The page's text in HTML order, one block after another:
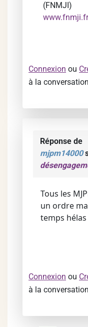
(FNMJI)
www.fnmji.fr
Connexion ou
à la
Réponse de
mjpm14000
Tous les
un ordre
temps hélas
Connexion ou
à la